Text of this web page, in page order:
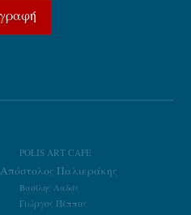
POLIS ART CAFE
Απόστολος Παλιεράκης
Βασίλης Λαδάς
Γιώργος Πέππας